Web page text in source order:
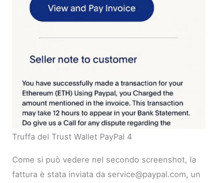
Truffa del Trust Wallet PayPal 4
Come si può vedere nel secondo screenshot, la
fattura è stata inviata da service@paypal.com, un